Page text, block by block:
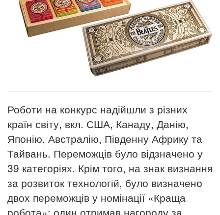
Роботи на конкурс надійшли з різних
країн світу, вкл. США, Канаду, Данію,
Японію, Австралію, Південну Африку та
Тайвань. Переможців було відзначено у
39 категоріях. Крім того, на знак визнання
за розвиток технологій, було визначено
двох переможців у номінації «Краща